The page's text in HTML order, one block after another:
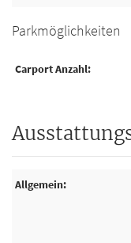
Parkmöglichkeiten
Carport Anzahl
Allgemein